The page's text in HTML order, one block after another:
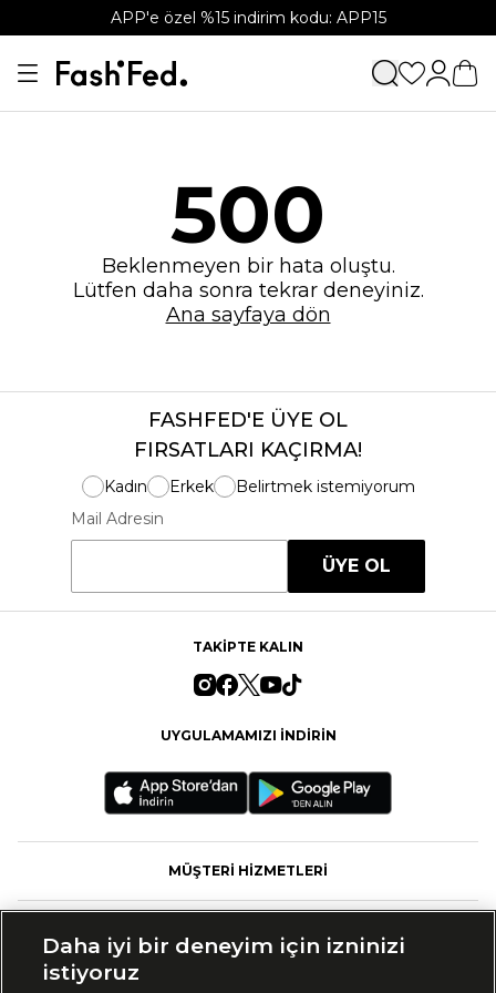
APP'e özel %15 indirim kodu: APP15
500
Beklenmeyen bir hata oluştu.
Lütfen daha sonra tekrar deneyiniz.
Ana sayfaya dön
FASHFED'E ÜYE OL
FIRSATLARI KAÇIRMA!
Kadın Erkek
Belirtmek istemiyorum
Mail Adresin
ÜYE OL
TAKİPTE KALIN
UYGULAMAMIZI İNDİRİN
MÜŞTERİ HİZMETLERİ
Daha iyi bir deneyim için izninizi
istiyoruz